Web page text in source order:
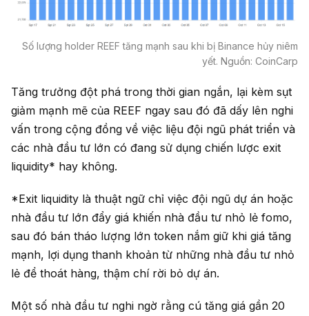
Số lượng holder REEF tăng mạnh sau khi bị Binance hủy niêm
yết. Nguồn: CoinCarp
Tăng trưởng đột phá trong thời gian ngắn, lại kèm sụt
giảm mạnh mẽ của REEF ngay sau đó đã dấy lên nghi
vấn trong cộng đồng về việc liệu đội ngũ phát triển và
các nhà đầu tư lớn có đang sử dụng chiến lược exit
liquidity* hay không.
*Exit liquidity là thuật ngữ chỉ việc đội ngũ dự án hoặc
nhà đầu tư lớn đẩy giá khiến nhà đầu tư nhỏ lẻ fomo,
sau đó bán tháo lượng lớn token nắm giữ khi giá tăng
mạnh, lợi dụng thanh khoản từ những nhà đầu tư nhỏ
lẻ để thoát hàng, thậm chí rời bỏ dự án.
Một số nhà đầu tư nghi ngờ rằng cú tăng giá gần 20